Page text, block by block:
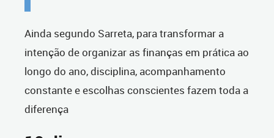
Ainda segundo Sarreta, para transformar a
intenção de organizar as finanças em prática ao
longo do ano, disciplina, acompanhamento
constante e escolhas conscientes fazem toda a
diferença